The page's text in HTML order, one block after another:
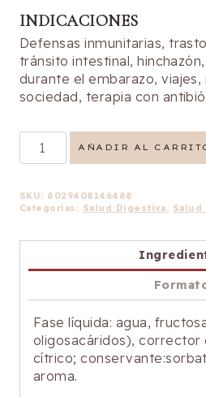
INDICACIONES
Defensas inmunitarias,
tránsito intestinal,
durante el embarazo, viajes,
sociedad, terapia con
Florafluid
cantidad
AÑADIR AL
SKU: 8029408146488
Categorías: Salud Digestiva,
Fase líquida: agua,
oligosacáridos), corrector
cítrico;
aroma.